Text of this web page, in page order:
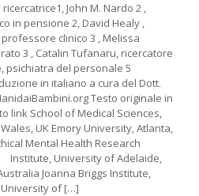
John M. Nardo 2 ,
in pensione 2, David Healy ,
clinico 3 , Melissa
3 , Catalin Tufanaru, ricercatore
psichiatra del personale 5
in italiano a cura del Dott.
Testo originale in
link School of Medical Sciences,
UK Emory University, Atlanta,
Mental Health Research
Institute, University of Adelaide,
Joanna Briggs Institute,
of[…]